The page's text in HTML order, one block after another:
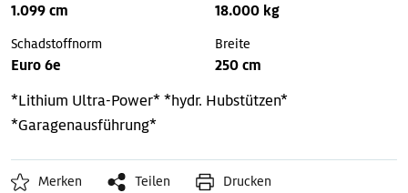
1.099 cm 18.000 kg
Schadstoffnorm
Euro 6e
Breite
250 cm
*Lithium Ultra-Power**hydr. Hubstützen*
*Garagenausführung*
Merken Teilen Drucken